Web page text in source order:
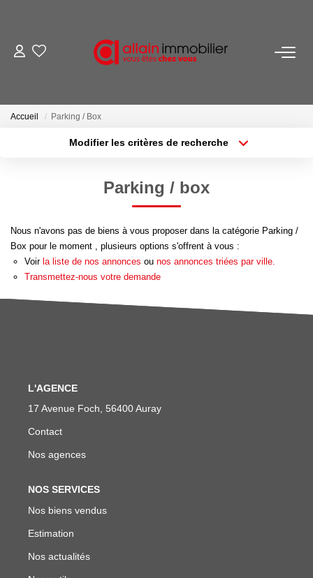
SYNDIC
NOS AGENCES
Nous Contacter
Nous Rejoindre
LOCATIONS VACANCES
Accueil Parking / Box
Modifier les critères de recherche
Créer une alerte
Parking / box
Nous n'avons pas de biens à vous proposer dans la catégorie Parking /
Box pour le moment , plusieurs options s'offrent à vous :
Voir la liste de nos annonces ou nos annonces triées par ville.
Transmettez-nous votre demande
L'AGENCE
17 Avenue Foch, 56400 Auray
Contact
Nos agences
NOS SERVICES
Nos biens vendus
Estimation
Nos actualités